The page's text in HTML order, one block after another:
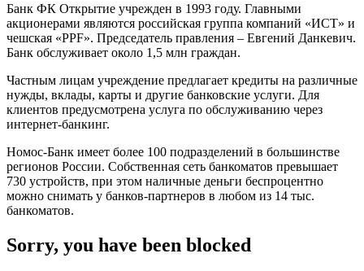
Банк ФК Открытие учрежден в 1993 году. Главными
акционерами являются российская группа компаний «ИСТ» и
чешская «PPF». Председатель правления – Евгений Данкевич.
Банк обслуживает около 1,5 млн граждан.
Частным лицам учреждение предлагает кредиты на различные
нужды, вклады, карты и другие банковские услуги. Для
клиентов предусмотрена услуга по обслуживанию через
интернет-банкинг.
Номос-Банк имеет более 100 подразделений в большинстве
регионов России. Собственная сеть банкоматов превышает
730 устройств, при этом наличные деньги беспроцентно
можно снимать у банков-партнеров в любом из 14 тыс.
банкоматов.
Sorry, you have been blocked